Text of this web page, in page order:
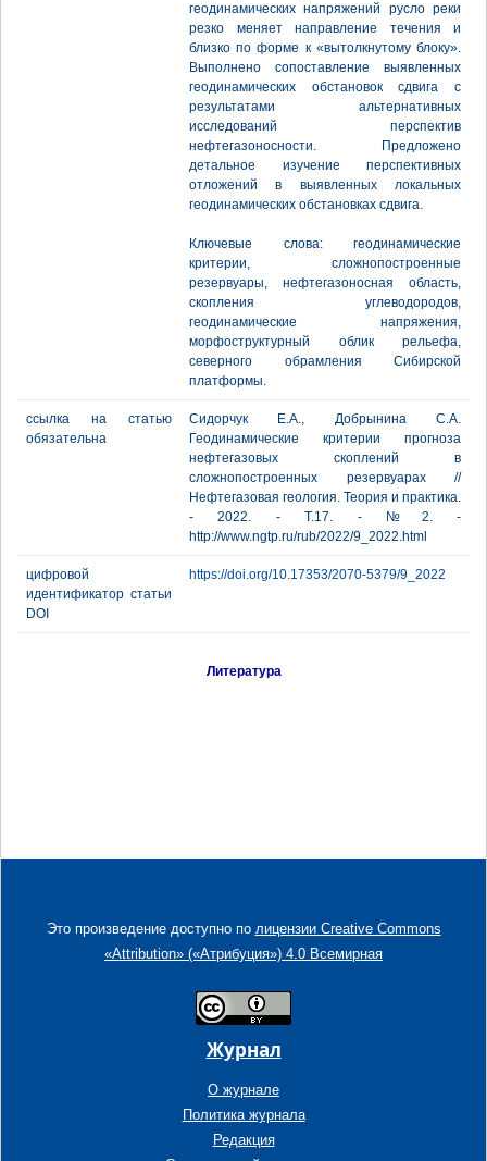
геодинамических напряжений русло реки
резко меняет направление течения и
близко по форме к «вытолкнутому блоку».
Выполнено сопоставление выявленных
геодинамических обстановок сдвига с
результатами альтернативных
исследований перспектив
нефтегазоносности. Предложено
детальное изучение перспективных
отложений в выявленных локальных
геодинамических обстановках сдвига.
Ключевые слова: геодинамические
критерии, сложнопостроенные
резервуары, нефтегазоносная область,
скопления углеводородов,
геодинамические напряжения,
морфоструктурный облик рельефа,
северного обрамления Сибирской
платформы.
ссылка на статью
обязательна
Сидорчук Е.А., Добрынина С.А.
Геодинамические критерии прогноза
нефтегазовых скоплений в
сложнопостроенных резервуарах //
Нефтегазовая геология. Теория и практика.
- 2022. - Т.17. - №2. -
http://www.ngtp.ru/rub/2022/9_2022.html
цифровой
идентификатор статьи
DOI
https://doi.org/10.17353/2070-5379/9_2022
Литература
Это произведение доступно по лицензии Creative Commons
«Attribution» («Атрибуция») 4.0 Всемирная
Журнал
О журнале
Политика журнала
Редакция